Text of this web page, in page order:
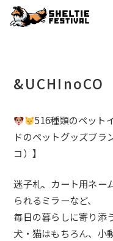
&UCHInoCO
516種類のペット
ドのペットグッズブラ
コ）】
迷子札、カート用ネー
られるミラーなど、
毎日の暮らしに寄り添
犬・猫はもちろん、小